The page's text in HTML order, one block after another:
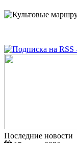
Последние новости